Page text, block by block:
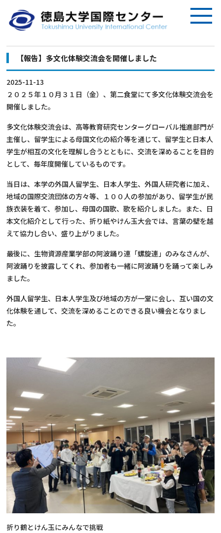
【報告】多文化体験交流会を開催しました
2025-11-13
２０２５年１０月３１日（金）、第二食堂にて多文化体験交流会を
開催しました。
多文化体験交流会は、高等教育研究センターグローバル推進部門が
主催し、留学生による母国文化の紹介等を通じて、留学生と日本人
学生が相互の文化を理解し合うとともに、交流を深めることを目的
として、毎年度開催しているものです。
当日は、本学の外国人留学生、日本人学生、外国人研究者に加え、
地域の国際交流団体の方々等、１００人の参加があり、留学生が民
族衣装を着て、参加し、母国の国歌、歌を紹介しました。また、日
本文化紹介として行った、折り紙やけん玉大会では、言葉の壁を越
えて協力し合い、盛り上がりました。
最後に、生物資源産業学部の阿波踊り連「螺旋連」のみなさんが、
阿波踊りを披露してくれ、参加者も一緒に阿波踊りを踊って楽しみ
ました。
外国人留学生、日本人学生及び地域の方が一堂に会し、互い国の文
化体験を通して、交流を深めることのできる良い機会となりまし
た。
折り鶴とけん玉にみんなで挑戦